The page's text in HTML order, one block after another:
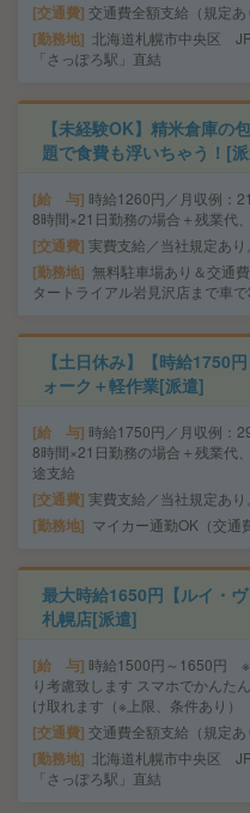
交通費 交通費全額支給（規定あ
勤務地
北海道札幌市中央区
「さっぽろ駅」直結
【未経験OK】精米倉庫の
題で食費も浮いちゃう！[
給 与 時給1260円／月収例：
8時間×21日勤務の場合＋残業代
交通費 実費支給／当社規定あり。
勤務地 無料駐車場あり＆交通
タートライアル岩見沢店まで車で
【土日休み】【時給1750
ォーク＋軽作業[派遣]
給 与 時給1750円／月収例：
8時間×21日勤務の場合＋残業代
途支給
交通費 実費支給／当社規定あり。
勤務地 マイカー通勤OK（交通
最大時給1650円【ルイ・
札幌店[派遣]
給 与 時給1500円～1650円 ※
り考慮致します スマホでかんた
け取れます（※上限、条件あり）
交通費 交通費全額支給（規定あ
勤務地
北海道札幌市中央区
「さっぽろ駅」直結